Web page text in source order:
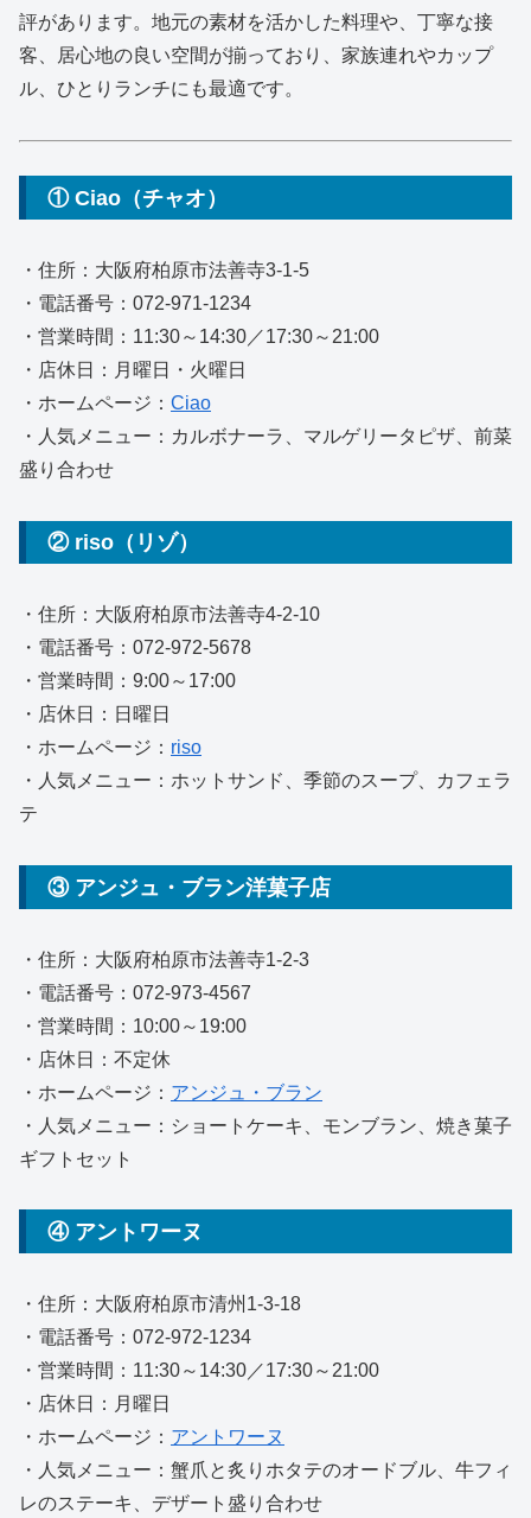
評があります。地元の素材を活かした料理や、丁寧な接
客、居心地の良い空間が揃っており、家族連れやカップ
ル、ひとりランチにも最適です。
① Ciao（チャオ）
・住所：大阪府柏原市法善寺3-1-5
・電話番号：072-971-1234
・営業時間：11:30～14:30／17:30～21:00
・店休日：月曜日・火曜日
・ホームページ： Ciao
・人気メニュー：カルボナーラ、マルゲリータピザ、前菜
盛り合わせ
② riso（リゾ）
・住所：大阪府柏原市法善寺4-2-10
・電話番号：072-972-5678
・営業時間：9:00～17:00
・店休日：日曜日
・ホームページ： riso
・人気メニュー：ホットサンド、季節のスープ、カフェラ
テ
③ アンジュ・ブラン洋菓子店
・住所：大阪府柏原市法善寺1-2-3
・電話番号：072-973-4567
・営業時間：10:00～19:00
・店休日：不定休
・ホームページ： アンジュ・ブラン
・人気メニュー：ショートケーキ、モンブラン、焼き菓子
ギフトセット
④ アントワーヌ
・住所：大阪府柏原市清州1-3-18
・電話番号：072-972-1234
・営業時間：11:30～14:30／17:30～21:00
・店休日：月曜日
・ホームページ： アントワーヌ
・人気メニュー：蟹爪と炙りホタテのオードブル、牛フィ
レのステーキ、デザート盛り合わせ